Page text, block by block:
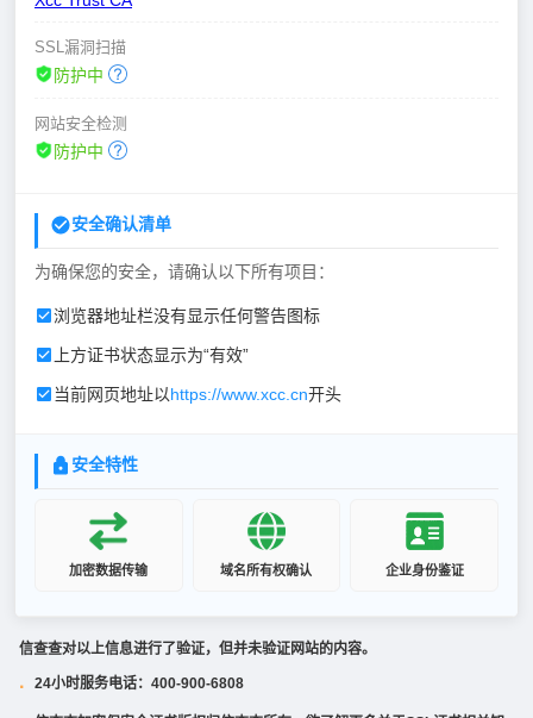
SSL漏洞扫描
防护中
网站安全检测
防护中
安全确认清单
为确保您的安全，请确认以下所有项目：
浏览器地址栏没有显示任何警告图标
上方证书状态显示为“有效”
当前网页地址以https://www.xcc.cn开头
安全特性
加密数据传输 域名所有权确认 企业身份鉴证
信查查对以上信息进行了验证，但并未验证网站的内容。
· 24小时服务电话：400-900-6808